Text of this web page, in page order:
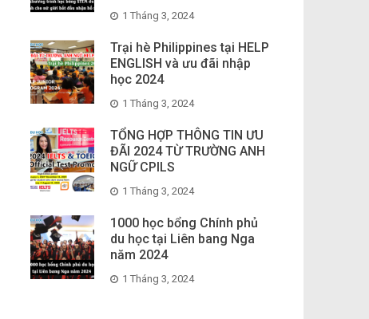
1 Tháng 3, 2024
Trại hè Philippines tại HELP
ENGLISH và ưu đãi nhập
học 2024
1 Tháng 3, 2024
TỔNG HỢP THÔNG TIN ƯU
ĐÃI 2024 TỪ TRƯỜNG ANH
NGỮ CPILS
1 Tháng 3, 2024
1000 học bổng Chính phủ
du học tại Liên bang Nga
năm 2024
1 Tháng 3, 2024